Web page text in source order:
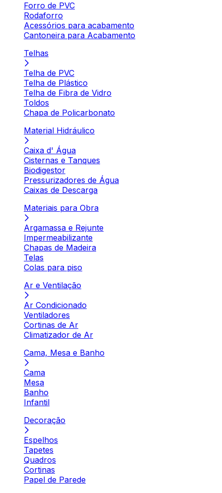
Forro de PVC
Rodaforro
Acessórios para acabamento
Cantoneira para Acabamento
Telhas
Telha de PVC
Telha de Plástico
Telha de Fibra de Vidro
Toldos
Chapa de Policarbonato
Material Hidráulico
Caixa d' Água
Cisternas e Tanques
Biodigestor
Pressurizadores de Água
Caixas de Descarga
Materiais para Obra
Argamassa e Rejunte
Impermeabilizante
Chapas de Madeira
Telas
Colas para piso
Ar e Ventilação
Ar Condicionado
Ventiladores
Cortinas de Ar
Climatizador de Ar
Cama, Mesa e Banho
Cama
Mesa
Banho
Infantil
Decoração
Espelhos
Tapetes
Quadros
Cortinas
Papel de Parede